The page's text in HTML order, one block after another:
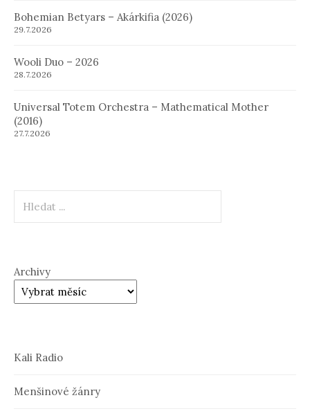
Bohemian Betyars – Akárkifia (2026)
29.7.2026
Wooli Duo – 2026
28.7.2026
Universal Totem Orchestra – Mathematical Mother
(2016)
27.7.2026
Archivy
Kali Radio
Menšinové žánry